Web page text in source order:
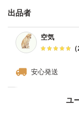
ますが、ご了承下さ
・ダンボールは破
す。※四合瓶はサ
ンとなります。
------------検索用
出品者
空気
（
安心発送
ユ
価格の相談